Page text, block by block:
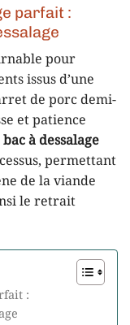
parfait :
pour
issus d’une
de porc demi-
et patience
bac à dessalage
permettant
de la viande
le retrait
: